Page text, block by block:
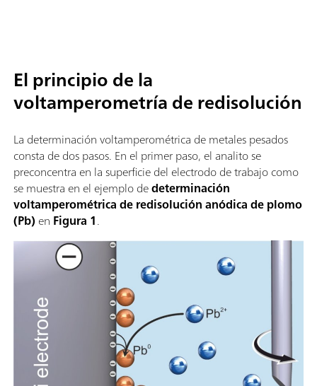
El principio de la
voltamperometría de redisolución
La determinación voltamperométrica de metales pesados
consta de dos pasos. En el primer paso, el analito se
preconcentra en la superficie del electrodo de trabajo como
se muestra en el ejemplo dedeterminación
voltamperométrica de redisolución anódica de plomo
(Pb) en Figura 1.